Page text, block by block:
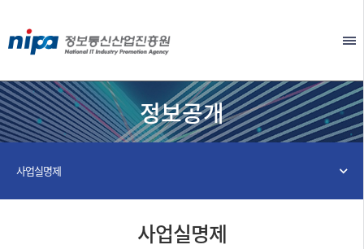
정보공개
사업실명제
사업실명제